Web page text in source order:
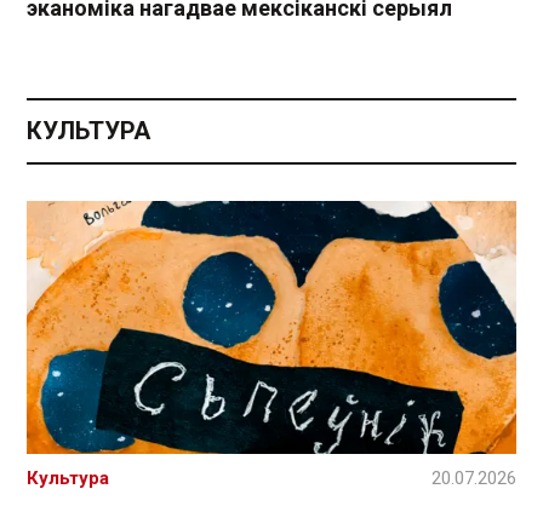
эканоміка нагадвае мексіканскі серыял
КУЛЬТУРА
Культура 20.07.2026